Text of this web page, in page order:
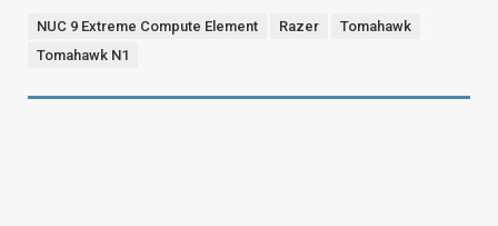
NUC 9 Extreme Compute Element Razer
Tomahawk
Tomahawk N1